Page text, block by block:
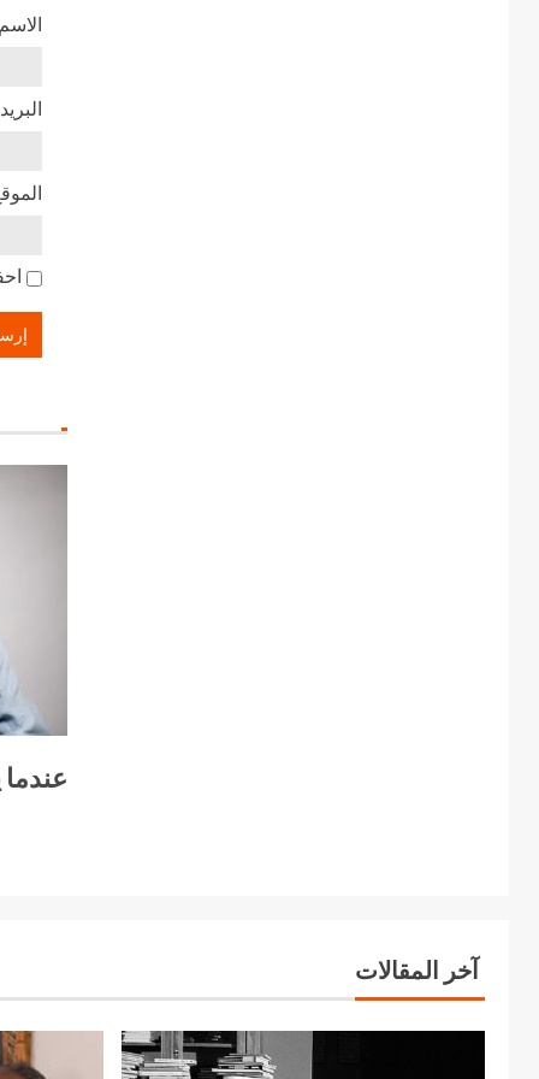
الاسم
عندما
آخر المقالات